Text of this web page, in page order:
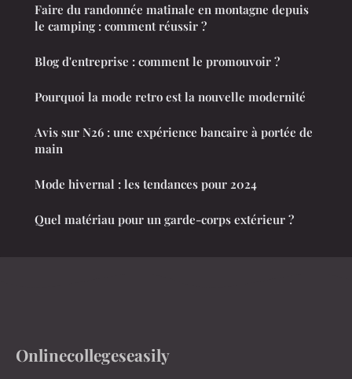
Faire du randonnée matinale en montagne depuis
le camping : comment réussir ?
Blog d'entreprise : comment le promouvoir ?
Pourquoi la mode retro est la nouvelle modernité
Avis sur N26 : une expérience bancaire à portée de
main
Mode hivernal : les tendances pour 2024
Quel matériau pour un garde-corps extérieur ?
Onlinecollegeseasily